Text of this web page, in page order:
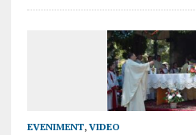
EVENIMENT, VIDEO